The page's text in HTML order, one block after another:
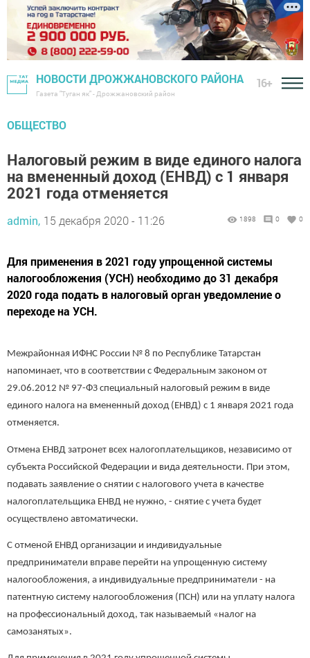
НОВОСТИ ДРОЖЖАНОВСКОГО РАЙОНА
Газета "Туган як" - Дрожжановский район
16+
ОБЩЕСТВО
Налоговый режим в виде единого налога
на вмененный доход (ЕНВД) с 1 января
2021 года отменяется
admin, 15 декабря 2020 - 11:26 1898 0 0
Для применения в 2021 году упрощенной системы
налогообложения (УСН) необходимо до 31 декабря
2020 года подать в налоговый орган уведомление о
переходе на УСН.
Межрайонная ИФНС России № 8 по Республике Татарстан
напоминает, что в соответствии с Федеральным законом от
29.06.2012 № 97-ФЗ специальный налоговый режим в виде
единого налога на вмененный доход (ЕНВД) с 1 января 2021 года
отменяется.
Отмена ЕНВД затронет всех налогоплательщиков, независимо от
субъекта Российской Федерации и вида деятельности. При этом,
подавать заявление о снятии с налогового учета в качестве
налогоплательщика ЕНВД не нужно, - снятие с учета будет
осуществлено автоматически.
С отменой ЕНВД организации и индивидуальные
предприниматели вправе перейти на упрощенную систему
налогообложения, а индивидуальные предприниматели - на
патентную систему налогообложения (ПСН) или на уплату налога
на профессиональный доход, так называемый «налог на
самозанятых».